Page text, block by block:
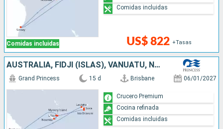
Comidas incluidas US$ 822 +Tasas
Comidas incluidas
AUSTRALIA, FIDJI (ISLAS), VANUATU, NUEVA CALEDONIA
Grand Princess 15 d Brisbane 06/01/2027
Crucero Premium
Cocina refinada
Comidas incluidas